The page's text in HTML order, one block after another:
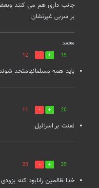
جانب داری هم می کنند
بر سربی غیرتشان
محمد
19
12
باید همه مسلمانهامتحد
20
11
لعنت بر اسرائیل
25
23
خدا ظالمین رانابود کنه